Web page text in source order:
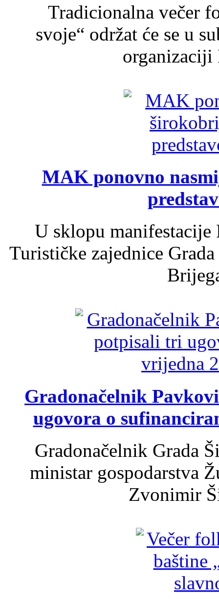
Tradicionalna večer
svoje“ održat će se u
organizaciji
MAK ponovno
U sklopu
Turističke zajednice
Gradonačelnik
ugovora o
Gradonačelnik Grada
ministar gospodarstva
Zvonimir